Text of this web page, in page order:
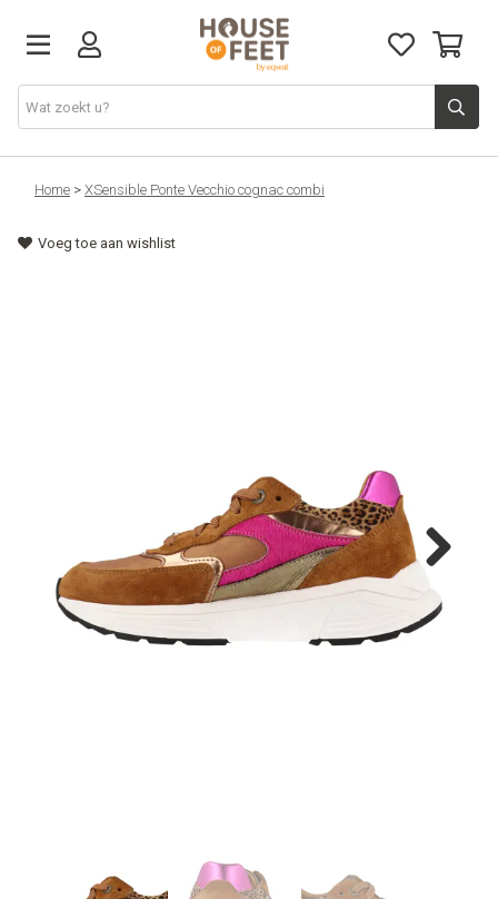
Home
Nieuw
Gratis verzenden vanaf €150
Retourneren
Home > XSensible Ponte Vecchio cognac combi
Voeg toe aan wishlist